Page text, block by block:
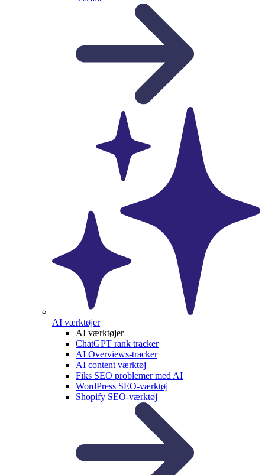
AI værktøjer
AI værktøjer
ChatGPT rank tracker
AI Overviews-tracker
AI content værktøj
Fiks SEO problemer med AI
WordPress SEO-værktøj
Shopify SEO-værktøj